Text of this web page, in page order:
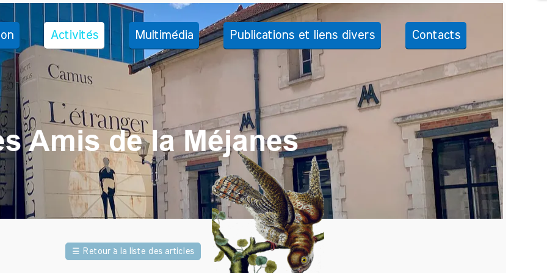
Activités Multimédia Publications et liens divers Contacts
Amis de la Méjanes
☰ Retour à la liste des articles